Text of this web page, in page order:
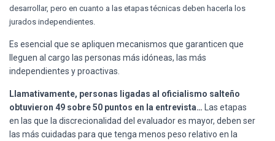
desarrollar, pero en cuanto a las etapas técnicas deben hacerla los
jurados independientes.
Es esencial que se apliquen mecanismos que garanticen que
lleguen al cargo las personas más idóneas, las más
independientes y proactivas.
Llamativamente, personas ligadas al oficialismo salteño
obtuvieron 49 sobre 50 puntos en la entrevista… Las etapas
en las que la discrecionalidad del evaluador es mayor, deben ser
las más cuidadas para que tenga menos peso relativo en la